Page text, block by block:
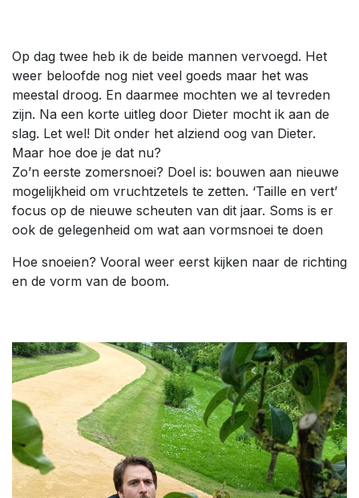
Op dag twee heb ik de beide mannen vervoegd. Het
weer beloofde nog niet veel goeds maar het was
meestal droog. En daarmee mochten we al tevreden
zijn. Na een korte uitleg door Dieter mocht ik aan de
slag. Let wel! Dit onder het alziend oog van Dieter.
Maar hoe doe je dat nu?
Zo’n eerste zomersnoei? Doel is: bouwen aan nieuwe
mogelijkheid om vruchtzetels te zetten. ‘Taille en vert’
focus op de nieuwe scheuten van dit jaar. Soms is er
ook de gelegenheid om wat aan vormsnoei te doen
Hoe snoeien? Vooral weer eerst kijken naar de richting
en de vorm van de boom.